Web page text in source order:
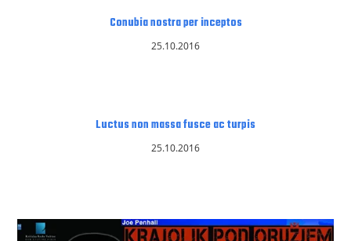
Conubia nostra per inceptos
25.10.2016
Luctus non massa fusce ac turpis
25.10.2016